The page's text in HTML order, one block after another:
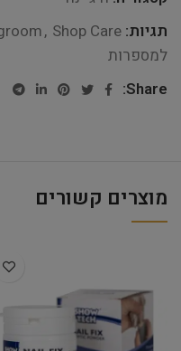
תגיות:
, Shop Care
למספרות
Share:
מוצרים קשורים